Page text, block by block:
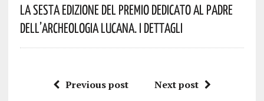
La Sesta Edizione Del Premio Dedicato Al Padre
Dell’archeologia Lucana. I Dettagli
Previous post Next post